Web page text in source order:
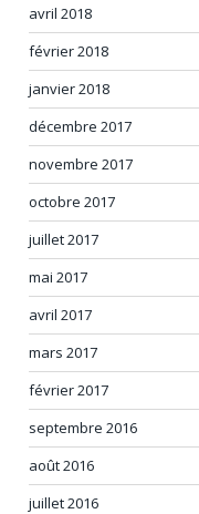
avril 2018
février 2018
janvier 2018
décembre 2017
novembre 2017
octobre 2017
juillet 2017
mai 2017
avril 2017
mars 2017
février 2017
septembre 2016
août 2016
juillet 2016